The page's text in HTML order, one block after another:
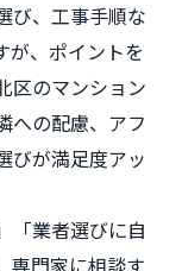
び、工事手順な
が、ポイントを
区のマンション
への配慮、アフ
びが満足度アッ
「業者選びに自
専門家に相談す